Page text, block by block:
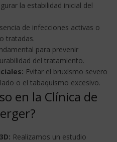
la estabilidad inicial del
de infecciones activas o
tratadas.
para prevenir
del tratamiento.
Evitar el bruxismo severo
o el tabaquismo excesivo.
en la Clínica de
Realizamos un estudio